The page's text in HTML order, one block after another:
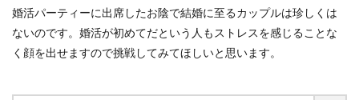
婚活パーティーに出席したお陰で結婚に至るカップルは珍しくは
ないのです。婚活が初めてだという人もストレスを感じることな
く顔を出せますので挑戦してみてほしいと思います。